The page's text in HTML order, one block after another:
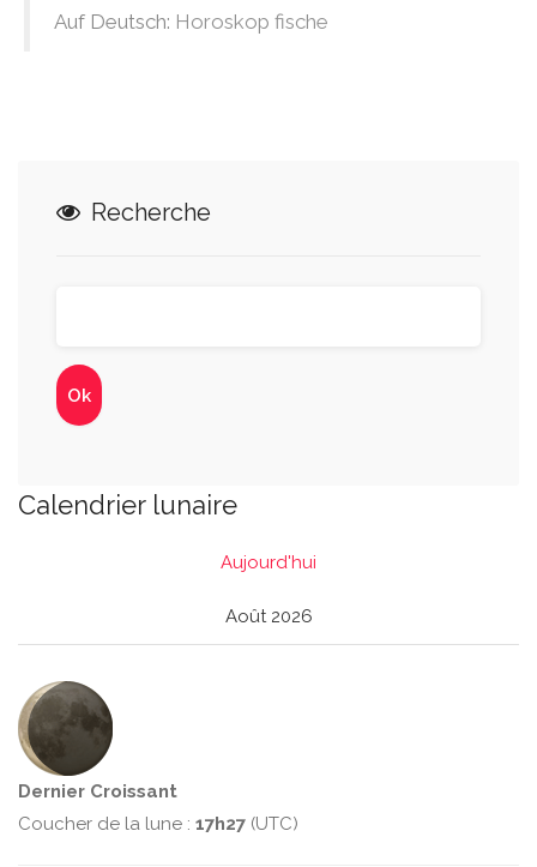
Auf Deutsch: Horoskop fische
Recherche
Calendrier lunaire
Aujourd'hui
Août 2026
Dernier Croissant
Coucher de la lune : 17h27 (UTC)